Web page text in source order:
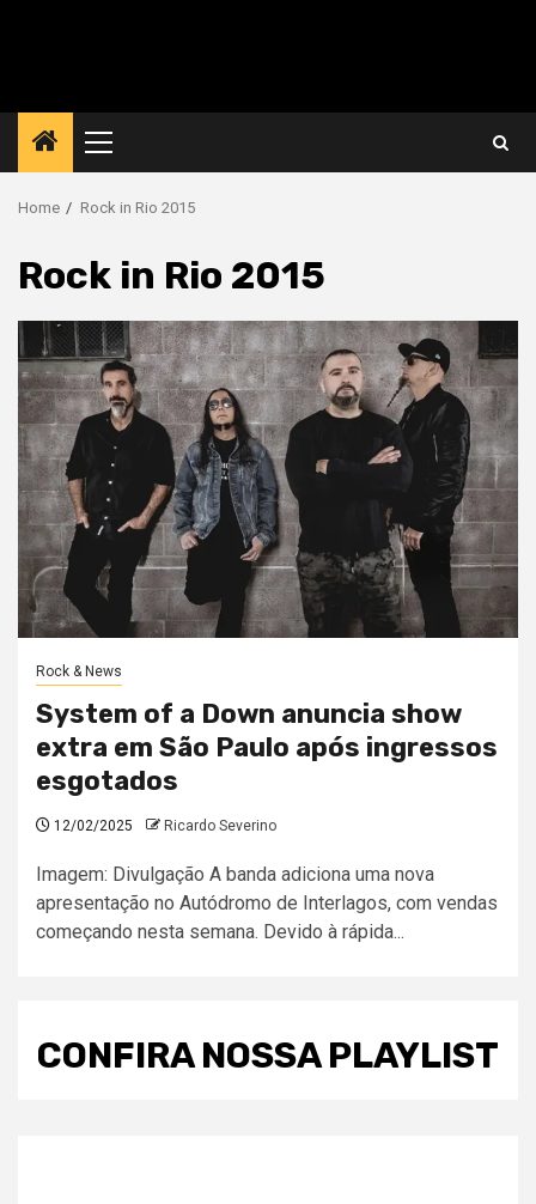
Primary
Menu
Home Rock in Rio 2015
Rock in Rio 2015
Rock & News
System of a Down anuncia show
extra em São Paulo após ingressos
esgotados
12/02/2025 Ricardo Severino
Imagem: Divulgação A banda adiciona uma nova
apresentação no Autódromo de Interlagos, com vendas
começando nesta semana. Devido à rápida...
CONFIRA NOSSA PLAYLIST